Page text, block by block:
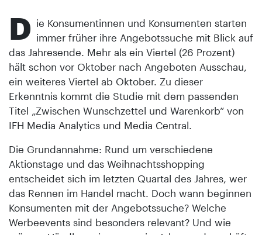
D ie Konsumentinnen und Konsumenten starten
immer früher ihre Angebotssuche mit Blick auf
das Jahresende. Mehr als ein Viertel (26 Prozent)
hält schon vor Oktober nach Angeboten Ausschau,
ein weiteres Viertel ab Oktober. Zu dieser
Erkenntnis kommt die Studie mit dem passenden
Titel „Zwischen Wunschzettel und Warenkorb“ von
IFH Media Analytics und Media Central.
Die Grundannahme: Rund um verschiedene
Aktionstage und das Weihnachtsshopping
entscheidet sich im letzten Quartal des Jahres, wer
das Rennen im Handel macht. Doch wann beginnen
Konsumenten mit der Angebotssuche? Welche
Werbeevents sind besonders relevant? Und wie